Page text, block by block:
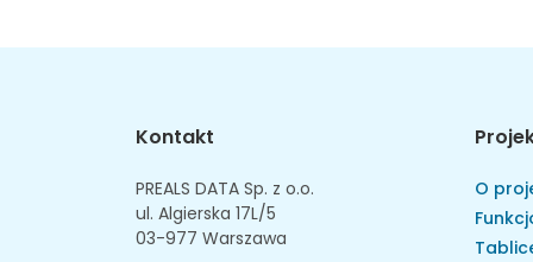
Kontakt
PREALS DATA Sp. z o.o.
ul. Algierska 17L/5
03-977 Warszawa
O